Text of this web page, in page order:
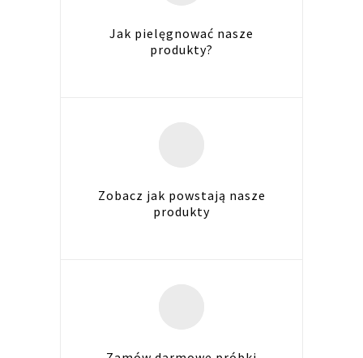
Jak pielęgnować nasze
produkty?
Zobacz jak powstają nasze
produkty